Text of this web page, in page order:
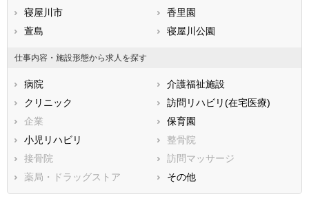
静岡県
滋賀県
広島県
徳島県
香川県
高知県
福岡県
熊本県
鹿児島県
寝屋川市
香里園
萱島
寝屋川公園
仕事内容・施設形態から求人を探す
病院
介護福祉施設
クリニック
訪問リハビリ(在宅医療)
企業
保育園
小児リハビリ
整骨院
接骨院
訪問マッサージ
薬局・ドラッグストア
その他